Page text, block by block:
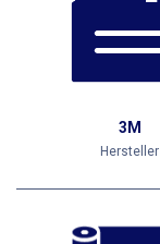
3M
Hersteller